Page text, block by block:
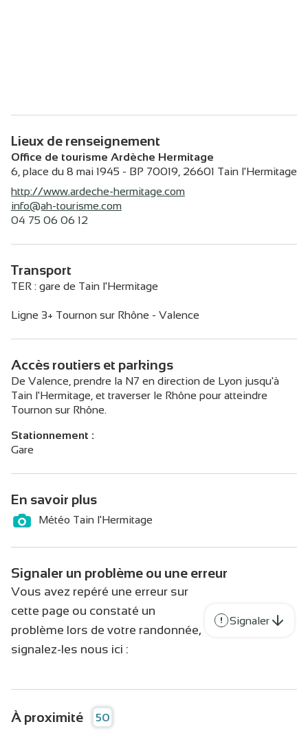
Lieux de renseignement
Office de tourisme Ardèche Hermitage
6, place du 8 mai 1945 - BP 70019, 26601 Tain l'Hermitage
http://www.ardeche-hermitage.com
info@ah-tourisme.com
04 75 06 06 12
Transport
TER : gare de Tain l'Hermitage
Ligne 3+ Tournon sur Rhône - Valence
Accès routiers et parkings
De Valence, prendre la N7 en direction de Lyon jusqu'à
Tain l'Hermitage, et traverser le Rhône pour atteindre
Tournon sur Rhône.
Stationnement :
Gare
En savoir plus
Météo Tain l'Hermitage
Signaler un problème ou une erreur
Vous avez repéré une erreur sur
cette page ou constaté un
problème lors de votre randonnée,
signalez-les nous ici :
Signaler
À proximité 50